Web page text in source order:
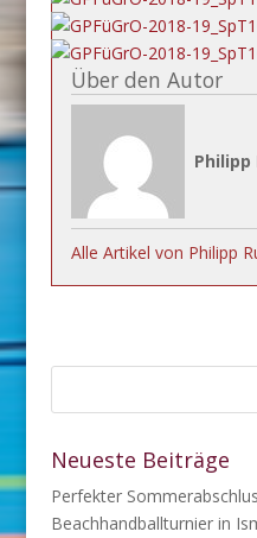
Über den Autor
Philipp
Alle Artikel von Philipp
Neueste Beiträge
Perfekter
Beachhandballturnier in